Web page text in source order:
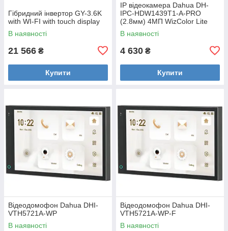
Гібридний інвертор GY-3.6K
with WI-FI with touch display
В наявності
21 566 ₴
Купити
IP відеокамера Dahua DH-
IPC-HDW1439T1-A-PRO
(2.8мм) 4МП WizColor Lite
В наявності
4 630 ₴
Купити
Відеодомофон Dahua DHI-
VTH5721A-WP
В наявності
Відеодомофон Dahua DHI-
VTH5721A-WP-F
В наявності